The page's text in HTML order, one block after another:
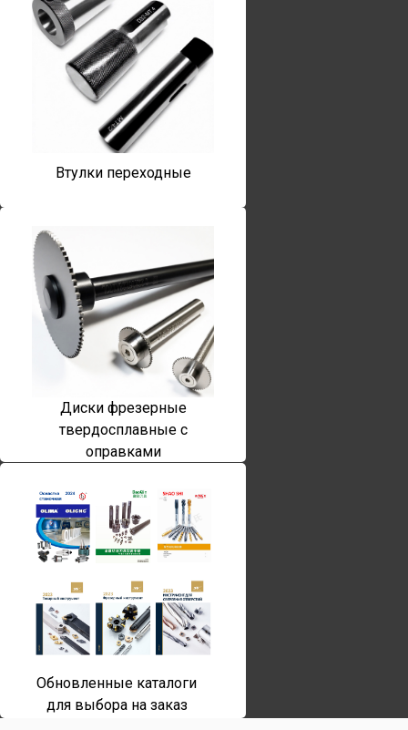
Втулки переходные
Диски фрезерные
твердосплавные с
оправками
Обновленные каталоги
для выбора на заказ